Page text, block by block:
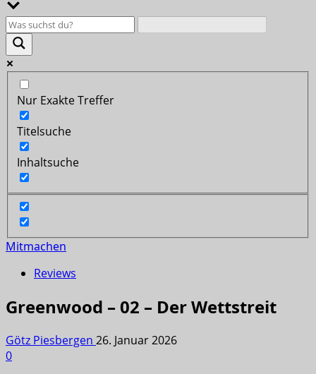
Nur Exakte Treffer
Titelsuche
Inhaltsuche
Mitmachen
Reviews
Greenwood – 02 – Der Wettstreit
Götz Piesbergen 26. Januar 2026
0